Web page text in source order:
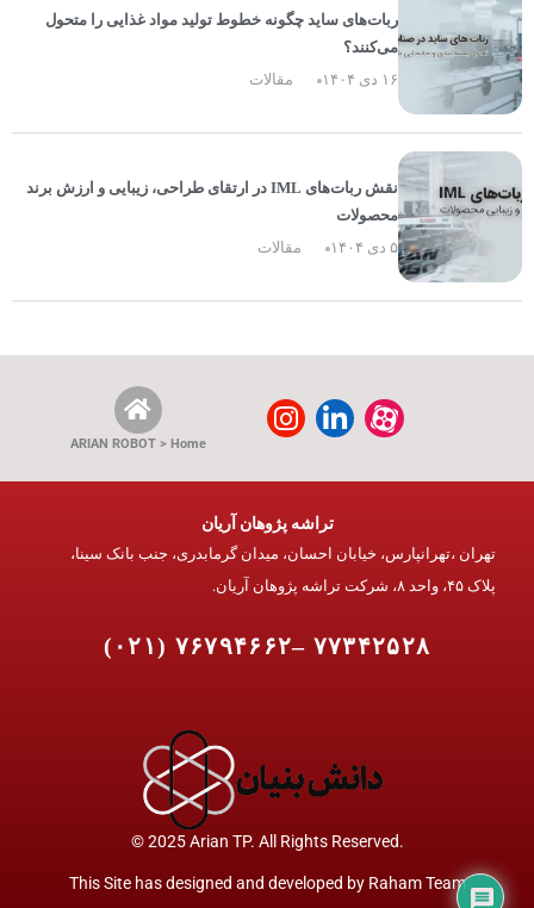
ربات‌های ساید چگونه خطوط تولید مواد غذایی را متحول
می‌کنند؟
۱۶ دی ۱۴۰۴
مقالات
نقش ربات‌های IML در ارتقای طراحی، زیبایی و ارزش برند
محصولات
۵ دی ۱۴۰۴
مقالات
ARIAN ROBOT > Home
تراشه پژوهان آریان
تهران ،تهرانپارس، خیابان احسان، میدان گرمابدری، جنب بانک سینا،
پلاک ۴۵، واحد ۸، شرکت تراشه پژوهان آریان.
۷۷۳۴۲۵۲۸ –۷۶۷۹۴۶۶۲ (۰۲۱)
© 2025 Arian TP. All Rights Reserved.
This Site has designed and developed by Raham Team